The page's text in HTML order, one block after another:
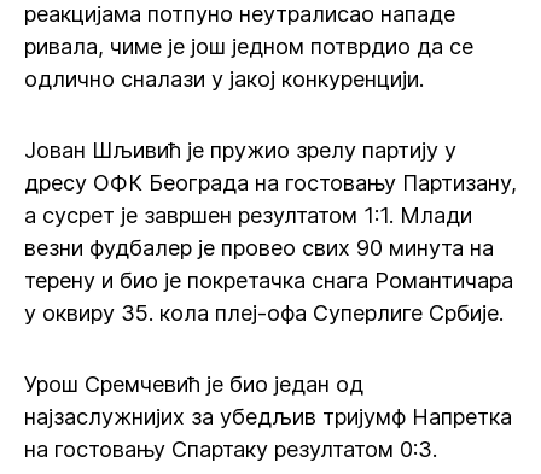
реакцијама потпуно неутралисао нападе
ривала, чиме је још једном потврдио да се
одлично сналази у јакој конкуренцији.
Јован Шљивић је пружио зрелу партију у
дресу ОФК Београда на гостовању Партизану,
а сусрет је завршен резултатом 1:1. Млади
везни фудбалер је провео свих 90 минута на
терену и био је покретачка снага Романтичара
у оквиру 35. кола плеј-офа Суперлиге Србије.
Урош Сремчевић је био један од
најзаслужнијих за убедљив тријумф Напретка
на гостовању Спартаку резултатом 0:3.